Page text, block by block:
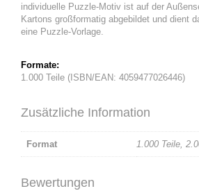
individuelle Puzzle-Motiv ist auf der
Kartons großformatig abgebildet und dient
eine Puzzle-Vorlage.
Formate:
1.000 Teile (ISBN/EAN: 4059477026446)
Zusätzliche Information
Format 1.000 Teile,
Bewertungen